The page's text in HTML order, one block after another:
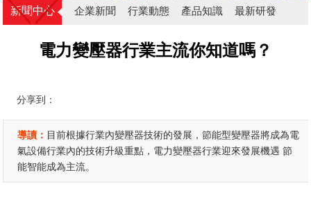
新聞中心 企業新聞 行業動態 產品知識 最新研發
電力變壓器行業主流你知道嗎？
分享到：
導讀： 目前根據行業內變壓器技術的發展，節能型變壓器將成為電
氣設備行業內的技術升級重點，電力變壓器行業迎來發展機遇 節
能智能成為主流。